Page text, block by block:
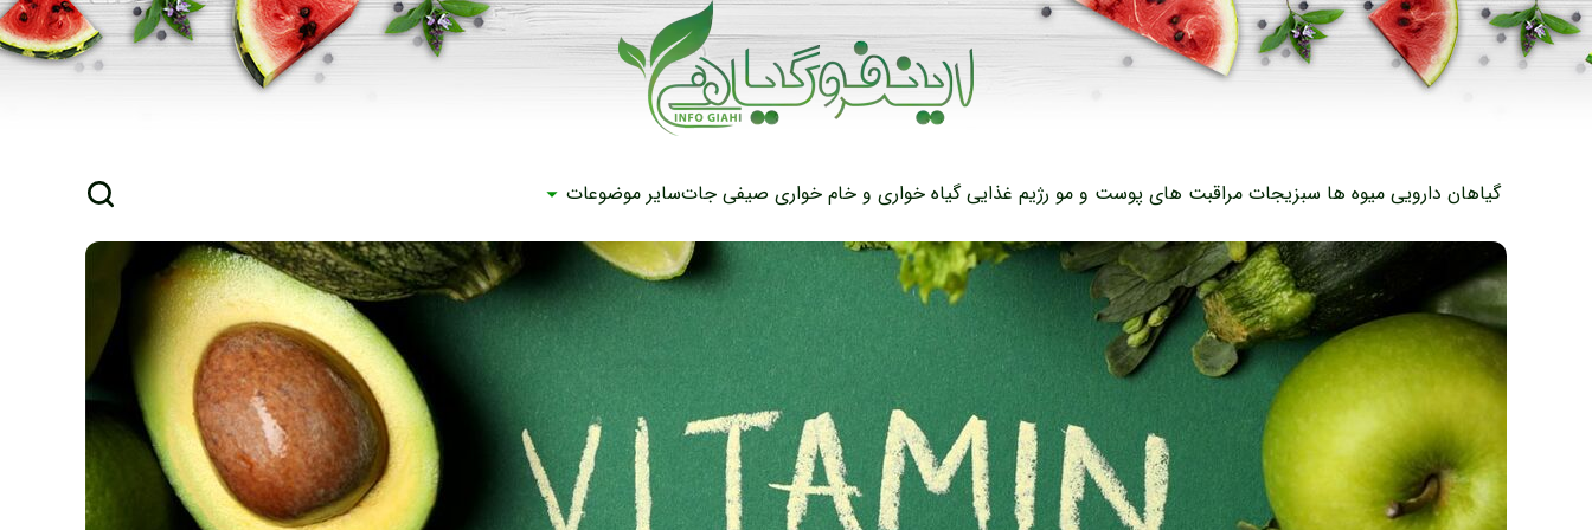
گیاهان دارویی میوه ها سبزیجات مراقبت های پوست و مو رژیم غذاییگیاه خواری و خام خواری صیفی جاتسایر موضوعات